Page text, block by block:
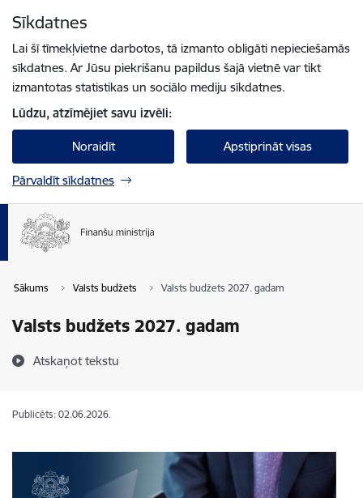
Sīkdatnes
Lai šī tīmekļvietne darbotos, tā izmanto obligāti nepieciešamās
sīkdatnes. Ar Jūsu piekrišanu papildus šajā vietnē var tikt
izmantotas statistikas un sociālo mediju sīkdatnes.
Lūdzu, atzīmējiet savu izvēli:
Noraidīt Apstiprināt visas
Pārvaldīt sīkdatnes
Sākums Valsts budžets Valsts budžets 2027. gadam
Valsts budžets 2027. gadam
Atskaņot tekstu
Publicēts: 02.06.2026.